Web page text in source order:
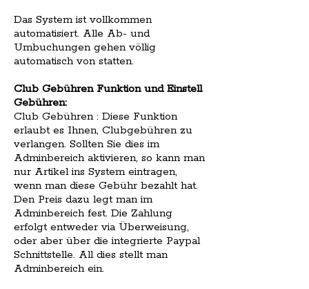
Das System ist vollkommen
automatisiert. Alle Ab- und
Umbuchungen gehen völlig
automatisch von statten.
Club Gebühren Funktion und Einstell
Gebühren:
Club Gebühren : Diese Funktion
erlaubt es Ihnen, Clubgebühren zu
verlangen. Sollten Sie dies im
Adminbereich aktivieren, so kann man
nur Artikel ins System eintragen,
wenn man diese Gebühr bezahlt hat.
Den Preis dazu legt man im
Adminbereich fest. Die Zahlung
erfolgt entweder via Überweisung,
oder aber über die integrierte Paypal
Schnittstelle. All dies stellt man
Adminbereich ein.